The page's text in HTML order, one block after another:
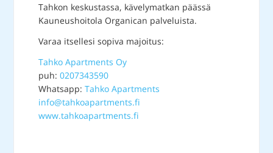
Tahkon keskustassa, kävelymatkan päässä
Kauneushoitola Organican palveluista.
Varaa itsellesi sopiva majoitus:
Tahko Apartments Oy
puh:0207343590
Whatsapp:Tahko Apartments
info@tahkoapartments.fi
www.tahkoapartments.fi